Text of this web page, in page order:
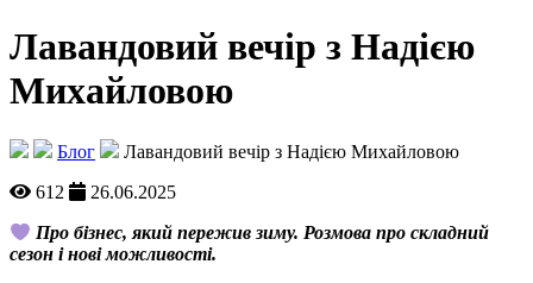
Лавандовий вечір з Надією
Михайловою
Блог
Лавандовий вечір з Надією Михайловою
612
26.06.2025
Про бізнес, який пережив зиму. Розмова про складний
сезон і нові можливості.